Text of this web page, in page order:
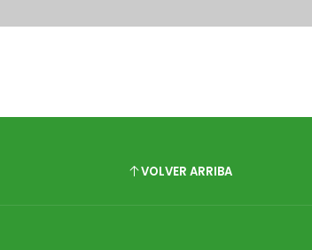
VOLVER ARRIBA